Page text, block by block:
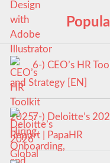
6-) CEO’s HR
and Strategy [EN]
7-) Deloitte’s
Report | PapaHR